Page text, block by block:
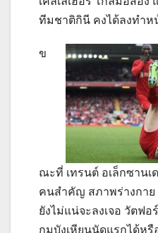
ทีมชาติกินี คงได้ลงทำ
ข
ณะที่ เทรนต์ อเล็กซานเ
คนสำคัญ สภาพร่างกา
ยังไม่แน่จะลงเจอ วัตฟอ
กุมบังเหียนนัดแรกได้หรื